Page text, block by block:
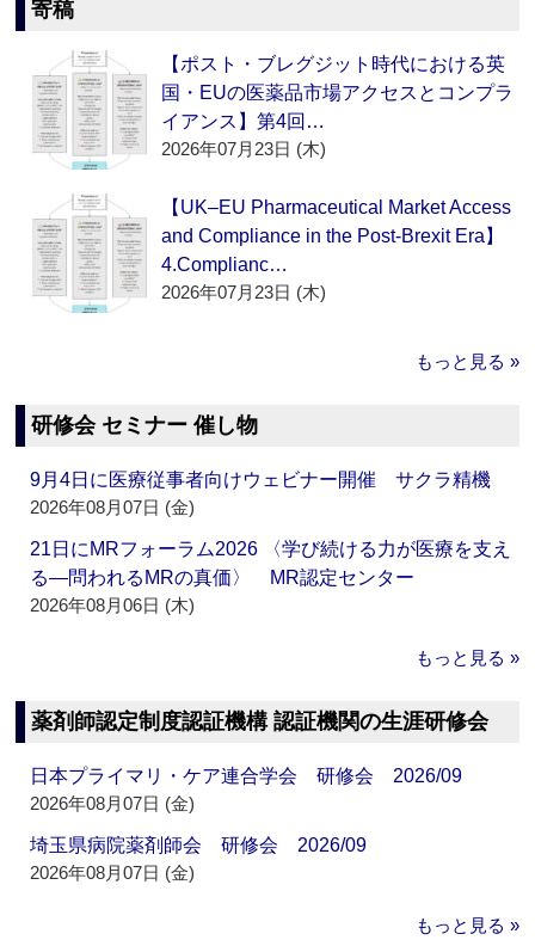
寄稿
【ポスト・ブレグジット時代における英
国・EUの医薬品市場アクセスとコンプラ
イアンス】第4回…
2026年07月23日 (木)
【UK–EU Pharmaceutical Market Access
and Compliance in the Post-Brexit Era】
4.Complianc…
2026年07月23日 (木)
もっと見る »
研修会 セミナー 催し物
9月4日に医療従事者向けウェビナー開催 サクラ精機
2026年08月07日 (金)
21日にMRフォーラム2026 〈学び続ける力が医療を支え
る―問われるMRの真価〉 MR認定センター
2026年08月06日 (木)
もっと見る »
薬剤師認定制度認証機構 認証機関の生涯研修会
日本プライマリ・ケア連合学会 研修会 2026/09
2026年08月07日 (金)
埼玉県病院薬剤師会 研修会 2026/09
2026年08月07日 (金)
もっと見る »